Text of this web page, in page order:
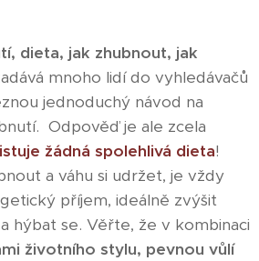
dieta, jak zhubnout, jak
mnoho lidí do vyhledávačů
jednoduchý návod na
Odpověď je ale zcela
žádná spolehlivá dieta!
a váhu si udržet, je vždy
příjem, ideálně zvýšit
hýbat se. Věřte, že v kombinaci
životního stylu, pevnou vůlí